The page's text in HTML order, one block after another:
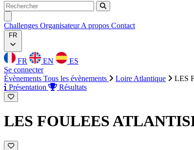
Rechercher
Rechercher
Challenges OrganisateurA propos Contact
FR
FR EN
ES
Se connecter
Évènements Tous les évènements Loire Atlantique
LES
Présentation
Résultats
LES FOULEES